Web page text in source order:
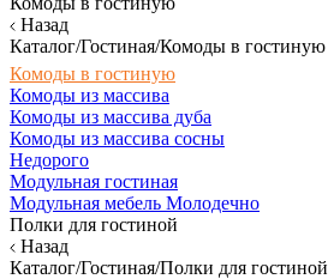
Назад
Каталог/Гостиная/Комоды в гостиную
Комоды в гостиную
Комоды из массива
Комоды из массива дуба
Комоды из массива сосны
Недорого
Модульная гостиная
Модульная мебель Молодечно
Полки для гостиной
Назад
Каталог/Гостиная/Полки для гостиной